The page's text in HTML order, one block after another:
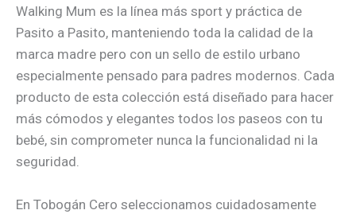
Walking Mum es la línea más sport y práctica de
Pasito a Pasito, manteniendo toda la calidad de la
marca madre pero con un sello de estilo urbano
especialmente pensado para padres modernos. Cada
producto de esta colección está diseñado para hacer
más cómodos y elegantes todos los paseos con tu
bebé, sin comprometer nunca la funcionalidad ni la
seguridad.
En Tobogán Cero seleccionamos cuidadosamente